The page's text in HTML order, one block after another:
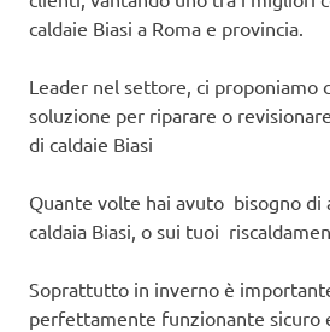
caldaie Biasi a Roma e provincia.
Leader nel settore, ci proponiamo
soluzione per riparare o
di caldaie Biasi
Quante volte hai avuto bisogno di
caldaia Biasi, o sui tuoi
Soprattutto in inverno è
perfettamente funzionante sicuro